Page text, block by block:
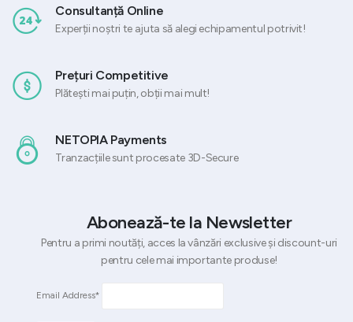
Consultanță Online
Experții noștri te ajuta să alegi echipamentul potrivit!
Prețuri Competitive
Plătești mai puțin, obții mai mult!
NETOPIA Payments
Tranzacțiile sunt procesate 3D-Secure
Abonează-te la Newsletter
Pentru a primi noutăți, acces la vânzări exclusive și discount-uri
pentru cele mai importante produse!
Email Address*